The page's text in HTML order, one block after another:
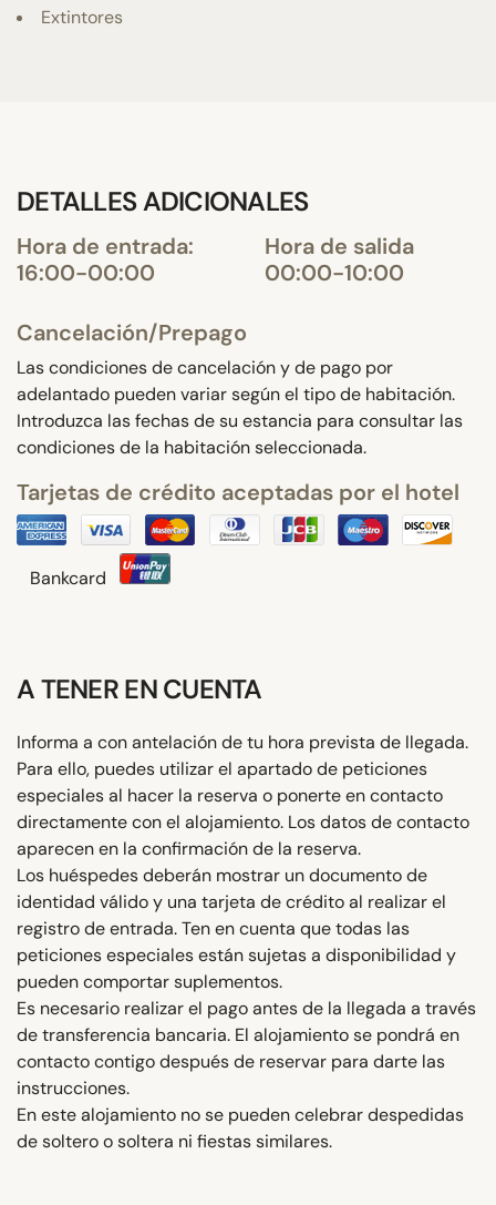
Extintores
DETALLES ADICIONALES
Hora de entrada:
16:00-00:00
Hora de salida
00:00-10:00
Cancelación/Prepago
Las condiciones de cancelación y de pago por
adelantado pueden variar según el tipo de habitación.
Introduzca las fechas de su estancia para consultar las
condiciones de la habitación seleccionada.
Tarjetas de crédito aceptadas por el hotel
Bankcard
A TENER EN CUENTA
Informa a con antelación de tu hora prevista de llegada.
Para ello, puedes utilizar el apartado de peticiones
especiales al hacer la reserva o ponerte en contacto
directamente con el alojamiento. Los datos de contacto
aparecen en la confirmación de la reserva.
Los huéspedes deberán mostrar un documento de
identidad válido y una tarjeta de crédito al realizar el
registro de entrada. Ten en cuenta que todas las
peticiones especiales están sujetas a disponibilidad y
pueden comportar suplementos.
Es necesario realizar el pago antes de la llegada a través
de transferencia bancaria. El alojamiento se pondrá en
contacto contigo después de reservar para darte las
instrucciones.
En este alojamiento no se pueden celebrar despedidas
de soltero o soltera ni fiestas similares.